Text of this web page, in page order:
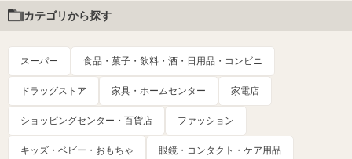
カテゴリから探す
スーパー 食品・菓子・飲料・酒・日用品・コンビニ
ドラッグストア 家具・ホームセンター 家電店
ショッピングセンター・百貨店 ファッション
キッズ・ベビー・おもちゃ 眼鏡・コンタクト・ケア用品